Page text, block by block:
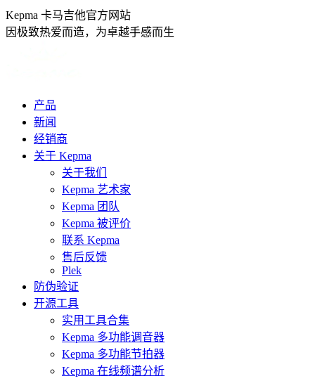
跳
转
Kepma 卡马吉他官方网站
因极致热爱而造，为卓越手感而生
产品
新闻
经销商
关于 Kepma
关于我们
Kepma 艺术家
Kepma 团队
Kepma 被评价
联系 Kepma
售后反馈
Plek
防伪验证
开源工具
实用工具合集
Kepma 多功能调音器
Kepma 多功能节拍器
Kepma 在线频谱分析